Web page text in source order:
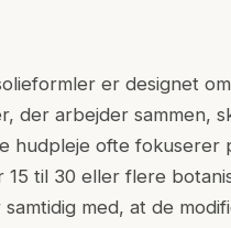
er designet
der arbejder sammen,
hudpleje ofte
15 til 30 eller flere
med, at de